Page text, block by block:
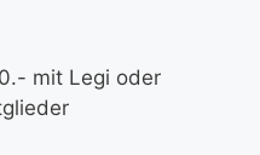
mit Legi oder